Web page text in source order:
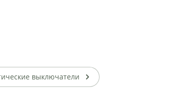
выключатели